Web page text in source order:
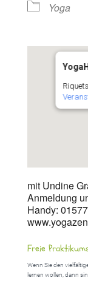
Yoga
mit Undine
Anmeldung
Handy:
Freie
Wenn Sie den
lernen wollen, dann